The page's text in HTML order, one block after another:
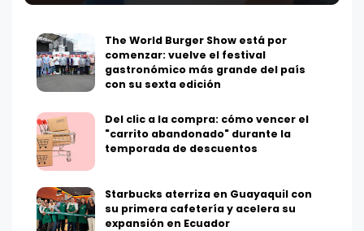
The World Burger Show está por
comenzar: vuelve el festival
gastronómico más grande del país
con su sexta edición
Del clic a la compra: cómo vencer el
"carrito abandonado" durante la
temporada de descuentos
Starbucks aterriza en Guayaquil con
su primera cafetería y acelera su
expansión en Ecuador